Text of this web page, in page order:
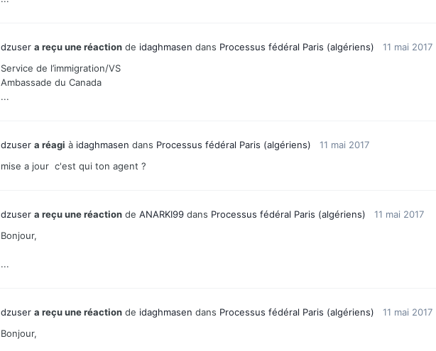
dzuser a reçu une réaction de idaghmasen dans Processus fédéral Paris (algériens)
11 mai 2017
Service de l’immigration/VS
Ambassade du Canada
...
dzuser a réagi à idaghmasen dans Processus fédéral Paris (algériens)
11 mai 2017
mise a jour c'est qui ton agent ?
dzuser a reçu une réaction de ANARKI99 dans Processus fédéral Paris (algériens)
11 mai 2017
Bonjour,
...
dzuser a reçu une réaction de idaghmasen dans Processus fédéral Paris (algériens)
11 mai 2017
Bonjour,